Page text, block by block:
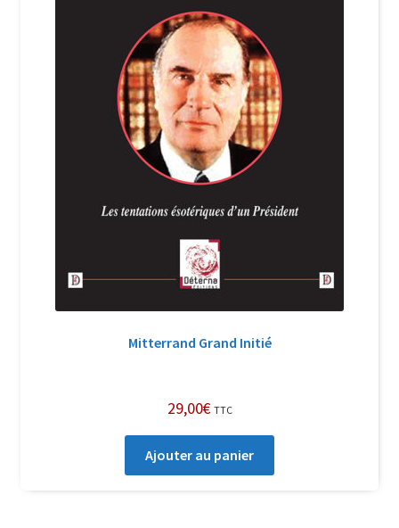
Politique de confidentialité et cookies
Qui sommes-nous ?
Soutien à Philippe Randa
Suivi de la Commande
Mitterrand Grand Initié
29,00€ TTC
Ajouter au panier